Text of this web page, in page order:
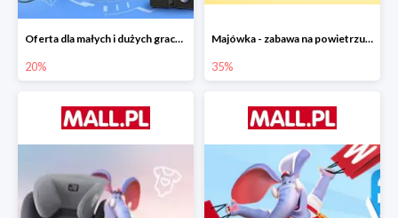
Oferta dla małych i dużych graczy w Mall.pl do -20%
20%
Majówka - zabawa na powietrzu do -35%
35%